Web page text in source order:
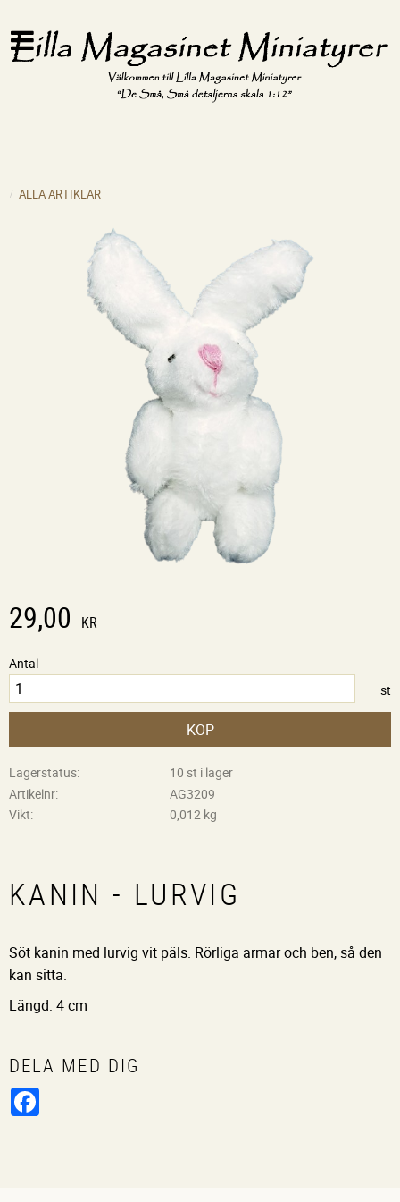
ALLA ARTIKLAR
29,00 KR
Antal
st
KÖP
Lagerstatus
10 st i lager
Artikelnr
AG3209
Vikt
0,012 kg
KANIN - LURVIG
Söt kanin med lurvig vit päls. Rörliga armar och ben, så den
kan sitta.
Längd: 4 cm
DELA MED DIG